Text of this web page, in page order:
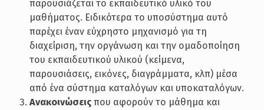
παρουσιάζεται το εκπαιδευτικό υλικό του
μαθήματος. Ειδικότερα το υποσύστημα αυτό
παρέχει έναν εύχρηστο μηχανισμό για τη
διαχείριση, την οργάνωση και την ομαδοποίηση
του εκπαιδευτικού υλικού (κείμενα,
παρουσιάσεις, εικόνες, διαγράμματα, κλπ) μέσα
από ένα σύστημα καταλόγων και υποκαταλόγων.
Ανακοινώσειςπου αφορούν το μάθημα και